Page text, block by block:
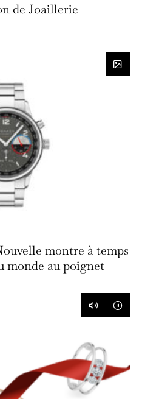
de Joaillerie
montre à temps
monde au poignet